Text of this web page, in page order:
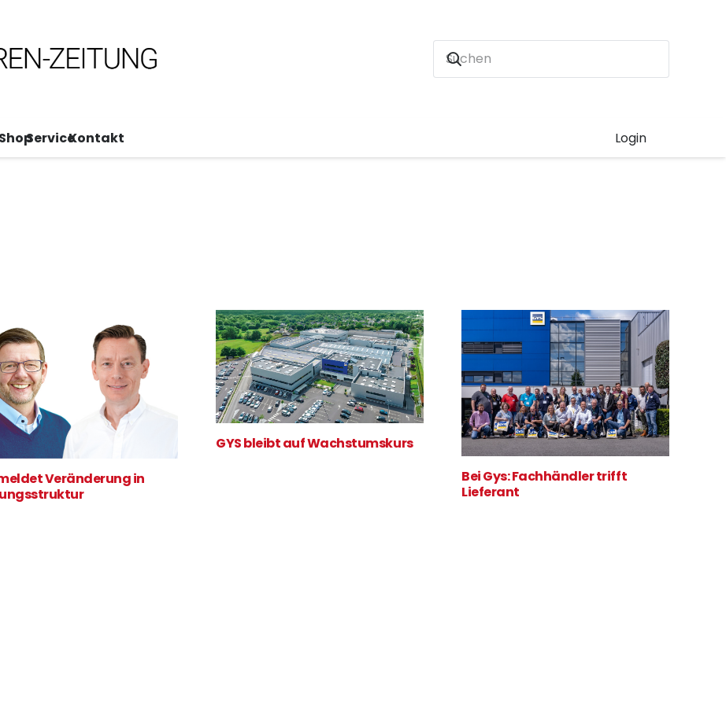
ShopServiceKontakt Login
Veränderung in
GYS bleibt auf Wachstumskurs
Bei Gys: Fachhändler trifft
Lieferant